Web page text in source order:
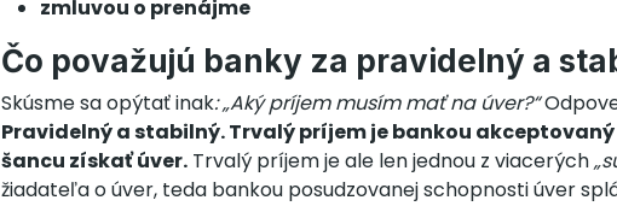
zmluvou o prenájme
Čo považujú banky za pravidelný a
Skúsme sa opýtať inak: „Aký príjem musím mať na úver?“
Pravidelný a stabilný. Trvalý príjem je bankou
šancu získať úver. Trvalý príjem je ale len jednou z viacerých
žiadateľa o úver, teda bankou posudzovanej schopnosti úver